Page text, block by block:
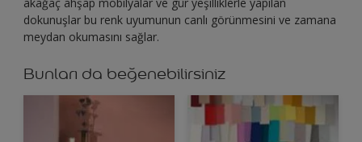
akağaç ahşap mobilyalar ve gür yeşilliklerle yapılan
dokunuşlar bu renk uyumunun canlı görünmesini ve zamana
meydan okumasını sağlar.
Bunları da beğenebilirsiniz